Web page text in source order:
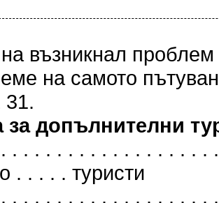
възникнал
на самото
31.
за допълнителни
. . . . . . . . . . . . . . . . .
. . . . . туристи
. . . . . . . . . . . . . . . . .